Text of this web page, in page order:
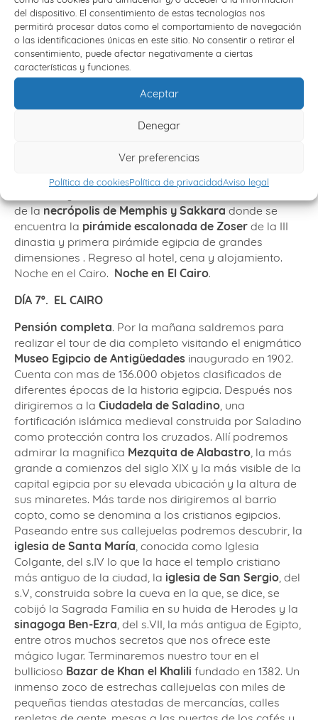
del dispositivo. El consentimiento de estas tecnologías nos
permitirá procesar datos como el comportamiento de navegación
o las identificaciones únicas en este sitio. No consentir o retirar el
consentimiento, puede afectar negativamente a ciertas
características y funciones.
Aceptar
Denegar
Ver preferencias
Política de cookiesPolítica de privacidadAviso legal
aunque su esplendor lo alcanzo durante la IV dinastía,
con lapirámide de Keops , también conocida como la
Gran Pirámide, la deKefrény la, relativamente
pequeña, Micerino. También visitaremos elTemplo del
Valle de Kefrén, a 500 m de la Pirámide del mismo
nombre, casi intacto al haber estado cubierto por la
arena hasta el siglo XIX. Y junto al templo
metros de longitud. La cabeza podría representar al
estaba pintada en vivos colores: rojo el cuerpo y la
cara, y el nemes que cubría la cabeza con rayas
de lanecrópolis de Memphis y Sakkaradonde se
encuentra la pirámide escalonada de Zoser de la III
dinastia y primera pirámide egipcia de grandes
dimensiones . Regreso al hotel, cena y alojamiento.
Noche en el Cairo. Noche en El Cairo.
DÍA 7º. EL CAIRO
Pensión completa. Por la mañana saldremos para
realizar el tour de dia completo visitando el enigmático
Museo Egipcio de Antigüedades inaugurado en 1902.
Cuenta con mas de 136.000 objetos clasificados de
diferentes épocas de la historia egipcia. Después nos
dirigiremos a la Ciudadela de Saladino, una
fortificación islámica medieval construida por Saladino
como protección contra los cruzados. Allí podremos
admirar la magnifica Mezquita de Alabastro, la más
grande a comienzos del siglo XIX y la más visible de la
capital egipcia por su elevada ubicación y la altura de
sus minaretes. Más tarde nos dirigiremos al barrio
copto, como se denomina a los cristianos egipcios.
Paseando entre sus callejuelas podremos descubrir, la
iglesia de Santa María, conocida como Iglesia
Colgante, del s.IV lo que la hace el templo cristiano
más antiguo de la ciudad, la iglesia de San Sergio, del
s.V, construida sobre la cueva en la que, se dice, se
cobijó la Sagrada Familia en su huida de Herodes y la
sinagoga Ben-Ezra, del s.VII, la más antigua de Egipto,
entre otros muchos secretos que nos ofrece este
mágico lugar. Terminaremos nuestro tour en el
bullicioso Bazar de Khan el Khalili fundado en 1382. Un
inmenso zoco de estrechas callejuelas con miles de
pequeñas tiendas atestadas de mercancías, calles